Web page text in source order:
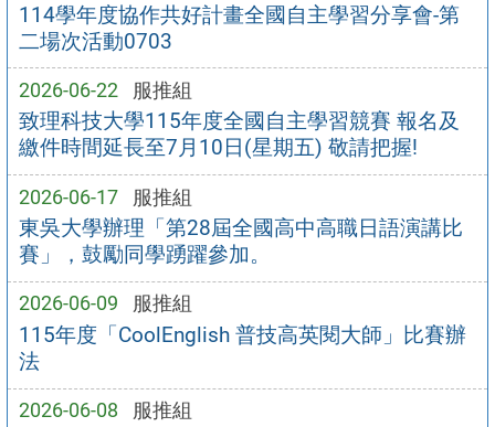
114學年度協作共好計畫全國自主學習分享會-第
二場次活動0703
2026-06-22 服推組
致理科技大學115年度全國自主學習競賽 報名及
繳件時間延長至7月10日(星期五) 敬請把握!
2026-06-17 服推組
東吳大學辦理「第28屆全國高中高職日語演講比
賽」，鼓勵同學踴躍參加。
2026-06-09 服推組
115年度「CoolEnglish 普技高英閱大師」比賽辦
法
2026-06-08 服推組